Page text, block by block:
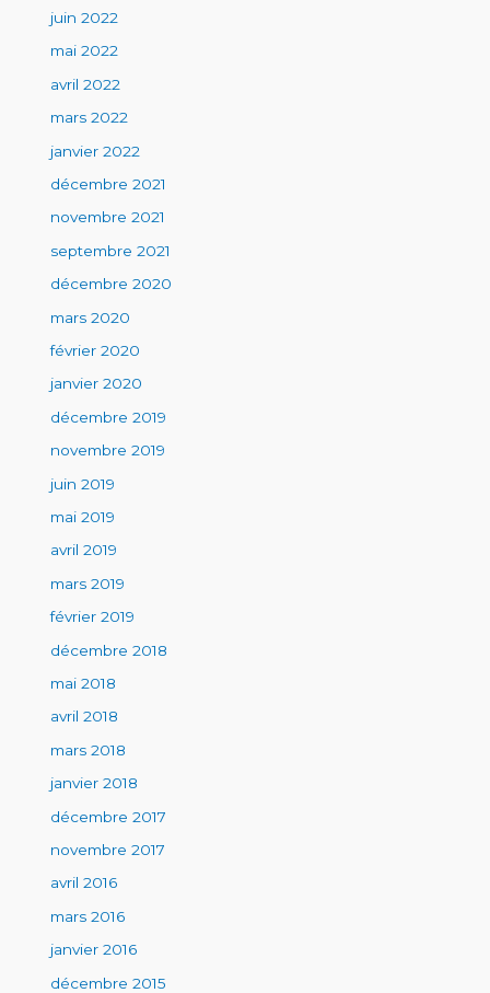
juin 2022
mai 2022
avril 2022
mars 2022
janvier 2022
décembre 2021
novembre 2021
septembre 2021
décembre 2020
mars 2020
février 2020
janvier 2020
décembre 2019
novembre 2019
juin 2019
mai 2019
avril 2019
mars 2019
février 2019
décembre 2018
mai 2018
avril 2018
mars 2018
janvier 2018
décembre 2017
novembre 2017
avril 2016
mars 2016
janvier 2016
décembre 2015